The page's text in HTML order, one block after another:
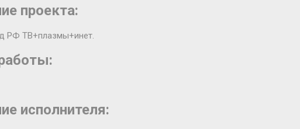
проекта:
РФ ТВ+плазмы+инет.
исполнителя: